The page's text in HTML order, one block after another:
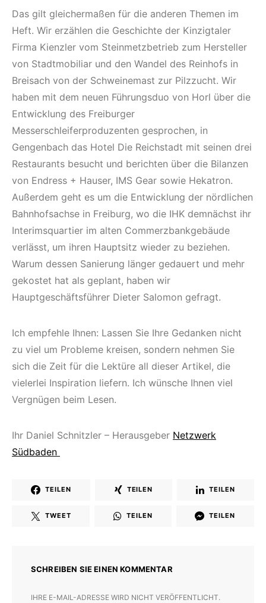
Das gilt gleichermaßen für die anderen Themen im
Heft. Wir erzählen die Geschichte der Kinzigtaler
Firma Kienzler vom Steinmetzbetrieb zum Hersteller
von Stadtmobiliar und den Wandel des Reinhofs in
Breisach von der Schweinemast zur Pilzzucht. Wir
haben mit dem neuen Führungsduo von Horl über die
Entwicklung des Freiburger
Messerschleiferproduzenten gesprochen, in
Gengenbach das Hotel Die Reichstadt mit seinen drei
Restaurants besucht und berichten über die Bilanzen
von Endress + Hauser, IMS Gear sowie Hekatron.
Außerdem geht es um die Entwicklung der nördlichen
Bahnhofsachse in Freiburg, wo die IHK demnächst ihr
Interimsquartier im alten Commerzbankgebäude
verlässt, um ihren Hauptsitz wieder zu beziehen.
Warum dessen Sanierung länger gedauert und mehr
gekostet hat als geplant, haben wir
Hauptgeschäftsführer Dieter Salomon gefragt.
Ich empfehle Ihnen: Lassen Sie Ihre Gedanken nicht
zu viel um Probleme kreisen, sondern nehmen Sie
sich die Zeit für die Lektüre all dieser Artikel, die
vielerlei Inspiration liefern. Ich wünsche Ihnen viel
Vergnügen beim Lesen.
Ihr Daniel Schnitzler – Herausgeber Netzwerk
Südbaden
TEILEN TEILEN TEILEN
TWEET TEILEN TEILEN
SCHREIBEN SIE EINEN KOMMENTAR
IHRE E-MAIL-ADRESSE WIRD NICHT VERÖFFENTLICHT.